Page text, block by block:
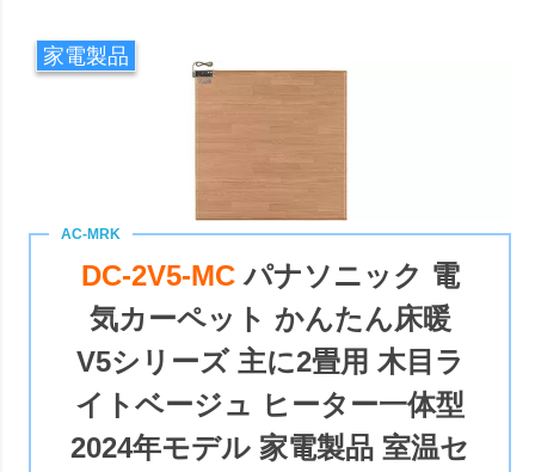
家電製品
DC-2V5-MCパナソニック 電
気カーペット かんたん床暖
V5シリーズ 主に2畳用 木目ラ
イトベージュ ヒーター一体型
2024年モデル 家電製品 室温セ